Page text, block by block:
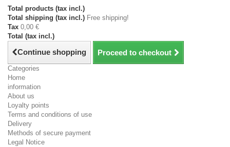
Total products (tax incl.)
Total shipping (tax incl.) Free shipping!
Tax 0,00 €
Total (tax incl.)
Continue shopping Proceed to checkout
Categories
Home
information
About us
Loyalty points
Terms and conditions of use
Delivery
Methods of secure payment
Legal Notice